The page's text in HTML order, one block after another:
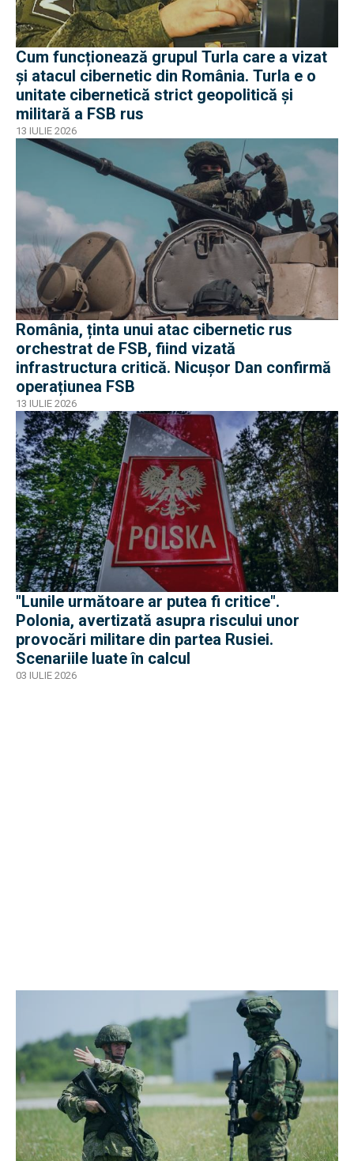
Cum funcționează grupul Turla care a vizat
și atacul cibernetic din România. Turla e o
unitate cibernetică strict geopolitică și
militară a FSB rus
13 IULIE 2026
România, ținta unui atac cibernetic rus
orchestrat de FSB, fiind vizată
infrastructura critică. Nicușor Dan confirmă
operațiunea FSB
13 IULIE 2026
"Lunile următoare ar putea fi critice".
Polonia, avertizată asupra riscului unor
provocări militare din partea Rusiei.
Scenariile luate în calcul
03 IULIE 2026